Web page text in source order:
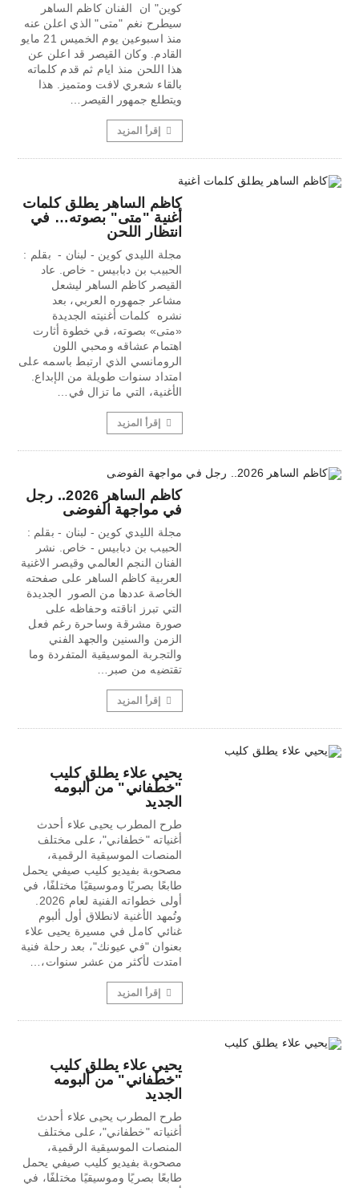
كوين" ان الفنان كاظم الساهر
سيطرح نغم "متى" الذي اعلن عنه
منذ اسبوعين يوم الخميس 21 مايو
القادم. وكان القيصر قد اعلن عن
هذا اللحن منذ ايام ثم قدم كلماته
بالقاء شعري لافت ومتميز. هذا
ويتطلع جمهور القيصر…
إقرأ المزيد
كاظم الساهر يطلق كلمات
أغنية "متى" بصوته… في
انتظار اللحن
مجلة الليدي كوين - لبنان - بقلم :
الحبيب بن دبابيس - خاص. عاد
القيصر كاظم الساهر ليشعل
مشاعر جمهوره العربي، بعد
نشره كلمات أغنيته الجديدة
«متى» بصوته، في خطوة أثارت
اهتمام عشاقه ومحبي اللون
الرومانسي الذي ارتبط باسمه على
امتداد سنوات طويلة من الإبداع.
الأغنية، التي ما تزال في…
إقرأ المزيد
كاظم الساهر 2026.. رجل
في مواجهة الفوضى
مجلة الليدي كوين - لبنان - بقلم :
الحبيب بن دبابيس - خاص. نشر
الفنان النجم العالمي وقيصر الاغنية
العربية كاظم الساهر على صفحته
الخاصة عددها من الصور الجديدة
التي تبرز اناقته وحفاظه على
صورة مشرقة وساحرة رغم فعل
الزمن والسنين والجهد الفني
والتجربة الموسيقية المتفردة وما
تقتضيه من صبر…
إقرأ المزيد
يحيي علاء يطلق كليب
"خطفاني" من ألبومه
الجديد
طرح المطرب يحيى علاء أحدث
أغنياته "خطفاني"، على مختلف
المنصات الموسيقية الرقمية،
مصحوبة بفيديو كليب صيفي يحمل
طابعًا بصريًا وموسيقيًا مختلفًا، في
وتُمهد الأغنية لانطلاق أول ألبوم
غنائي كامل في مسيرة يحيى علاء
بعنوان "في عيونك"، بعد رحلة فنية
امتدت لأكثر من عشر سنوات،…
إقرأ المزيد
يحيي علاء يطلق كليب
"خطفاني" من ألبومه
الجديد
طرح المطرب يحيى علاء أحدث
أغنياته "خطفاني"، على مختلف
المنصات الموسيقية الرقمية،
مصحوبة بفيديو كليب صيفي يحمل
طابعًا بصريًا وموسيقيًا مختلفًا، في